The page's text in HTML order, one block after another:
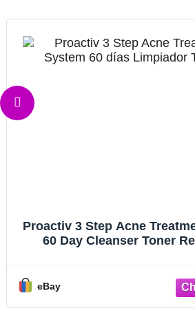
15% Gel para el
con ácido azelaico, 30 g.
eBay